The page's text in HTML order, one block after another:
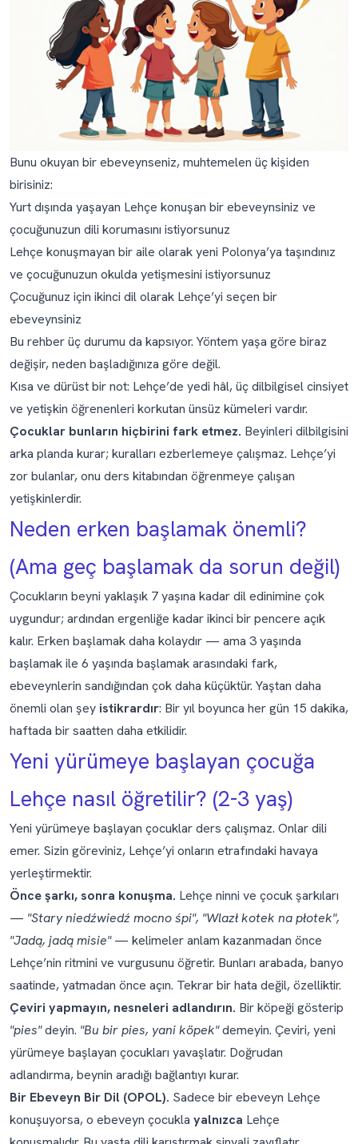
Lehçe küçük bir çocuk için fazla zor değil mi?
Çocuğumun Lehçe dilbilgisi zayıf — yanlış hâller, yanlış
ekler. Bu kayıp mı demek?
Çocuğumun Lehçe hatalarını düzeltmeli miyim?
Çocuğum aynı cümlede Lehçe ile ana dilimi karıştırıyor.
Endişelenmeli miyim?
Bunu okuyan bir ebeveynseniz, muhtemelen üç kişiden
birisiniz:
Yurt dışında yaşayan Lehçe konuşan bir ebeveynsiniz ve
çocuğunuzun dili korumasını istiyorsunuz
Lehçe konuşmayan bir aile olarak yeni Polonya’ya taşındınız
ve çocuğunuzun okulda yetişmesini istiyorsunuz
Çocuğunuz için ikinci dil olarak Lehçe’yi seçen bir
ebeveynsiniz
Bu rehber üç durumu da kapsıyor. Yöntem yaşa göre biraz
değişir, neden başladığınıza göre değil.
Kısa ve dürüst bir not: Lehçe’de yedi hâl, üç dilbilgisel cinsiyet
ve yetişkin öğrenenleri korkutan ünsüz kümeleri vardır.
Çocuklar bunların hiçbirini fark etmez. Beyinleri dilbilgisini
arka planda kurar; kuralları ezberlemeye çalışmaz. Lehçe’yi
zor bulanlar, onu ders kitabından öğrenmeye çalışan
yetişkinlerdir.
Neden erken başlamak önemli?
(Ama geç başlamak da sorun değil)
Çocukların beyni yaklaşık 7 yaşına kadar dil edinimine çok
uygundur; ardından ergenliğe kadar ikinci bir pencere açık
kalır. Erken başlamak daha kolaydır — ama 3 yaşında
başlamak ile 6 yaşında başlamak arasındaki fark,
ebeveynlerin sandığından çok daha küçüktür. Yaştan daha
önemli olan şey istikrardır: Bir yıl boyunca her gün 15 dakika,
haftada bir saatten daha etkilidir.
Yeni yürümeye başlayan çocuğa
Lehçe nasıl öğretilir? (2-3 yaş)
Yeni yürümeye başlayan çocuklar ders çalışmaz. Onlar dili
emer. Sizin göreviniz, Lehçe’yi onların etrafındaki havaya
yerleştirmektir.
Önce şarkı, sonra konuşma. Lehçe ninni ve çocuk şarkıları
— "Stary niedźwiedź mocno śpi", "Wlazł kotek na płotek",
"Jadą, jadą misie"— kelimeler anlam kazanmadan önce
Lehçe’nin ritmini ve vurgusunu öğretir. Bunları arabada, banyo
saatinde, yatmadan önce açın. Tekrar bir hata değil, özelliktir.
Çeviri yapmayın, nesneleri adlandırın. Bir köpeği gösterip
"pies"deyin. "Bu bir pies, yani köpek"demeyin. Çeviri, yeni
yürümeye başlayan çocukları yavaşlatır. Doğrudan
adlandırma, beynin aradığı bağlantıyı kurar.
Bir Ebeveyn Bir Dil (OPOL). Sadece bir ebeveyn Lehçe
konuşuyorsa, o ebeveyn çocukla yalnızca Lehçe